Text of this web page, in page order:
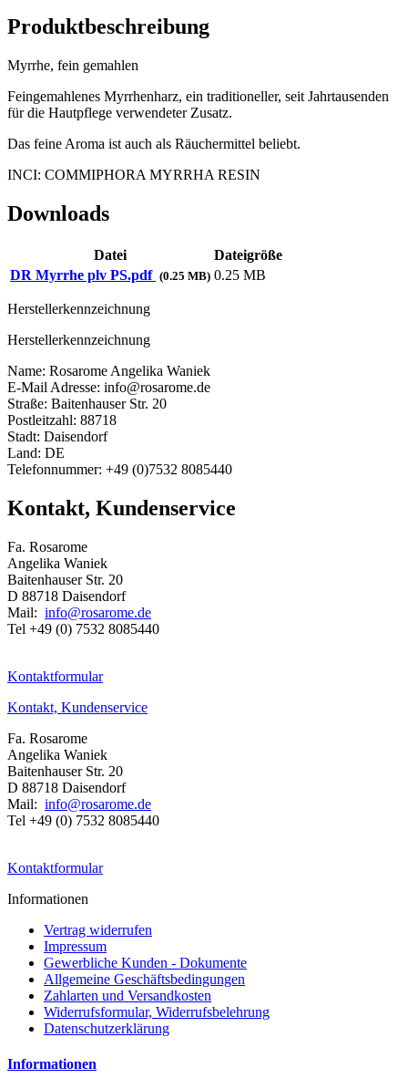
Produktbeschreibung
Myrrhe, fein gemahlen
Feingemahlenes Myrrhenharz, ein traditioneller, seit Jahrtausenden
für die Hautpflege verwendeter Zusatz.
Das feine Aroma ist auch als Räuchermittel beliebt.
INCI: COMMIPHORA MYRRHA RESIN
Downloads
Datei
Dateigröße
DR Myrrhe plv PS.pdf (0.25 MB) 0.25 MB
Herstellerkennzeichnung
Herstellerkennzeichnung
Name: Rosarome Angelika Waniek
E-Mail Adresse: info@rosarome.de
Straße: Baitenhauser Str. 20
Postleitzahl: 88718
Stadt: Daisendorf
Land: DE
Telefonnummer: +49 (0)7532 8085440
Kontakt, Kundenservice
Fa. Rosarome
Angelika Waniek
Baitenhauser Str. 20
D 88718 Daisendorf
Mail: info@rosarome.de
Tel +49 (0) 7532 8085440
Kontaktformular
Kontakt, Kundenservice
Fa. Rosarome
Angelika Waniek
Baitenhauser Str. 20
D 88718 Daisendorf
Mail: info@rosarome.de
Tel +49 (0) 7532 8085440
Kontaktformular
Informationen
Vertrag widerrufen
Impressum
Gewerbliche Kunden - Dokumente
Allgemeine Geschäftsbedingungen
Zahlarten und Versandkosten
Widerrufsformular, Widerrufsbelehrung
Datenschutzerklärung
Informationen